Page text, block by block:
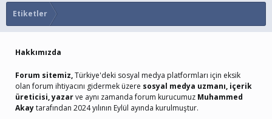
Etiketler
Hakkımızda
Forum sitemiz,Türkiye'deki sosyal medya platformları için eksik
olan forum ihtiyacını gidermek üzere sosyal medya uzmanı, içerik
üreticisi, yazarve aynı zamanda forum kurucumuz Muhammed
Akaytarafından 2024 yılının Eylül ayında kurulmuştur.